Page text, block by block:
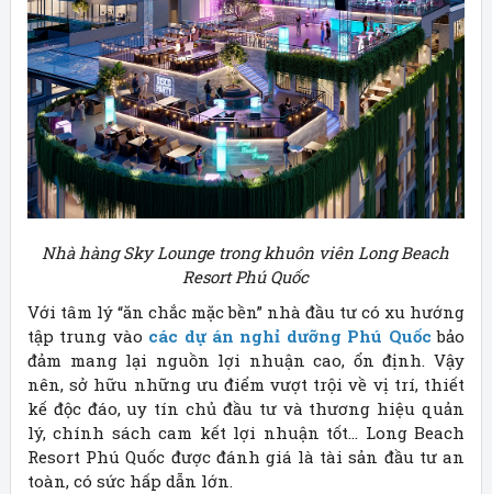
Nhà hàng Sky Lounge trong khuôn viên Long Beach
Resort Phú Quốc
Với tâm lý “ăn chắc mặc bền” nhà đầu tư có xu hướng
tập trung vào các dự án nghỉ dưỡng Phú Quốc bảo
đảm mang lại nguồn lợi nhuận cao, ổn định. Vậy
nên, sở hữu những ưu điểm vượt trội về vị trí, thiết
kế độc đáo, uy tín chủ đầu tư và thương hiệu quản
lý, chính sách cam kết lợi nhuận tốt… Long Beach
Resort Phú Quốc được đánh giá là tài sản đầu tư an
toàn, có sức hấp dẫn lớn.